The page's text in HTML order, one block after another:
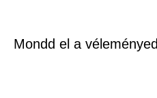
Mondd el a véleményed